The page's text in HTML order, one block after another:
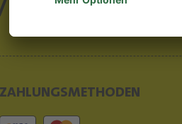
13 97 28 - 0
ZAHLUNGSMETHODEN